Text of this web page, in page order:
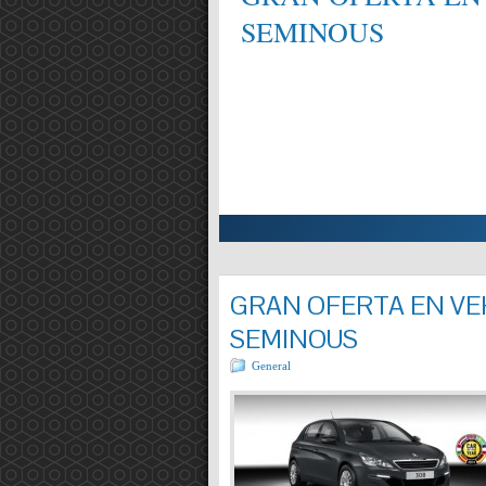
EN MECÀNICA,
Entrada completa »
SEMINOUS
GRAN OFERTA EN
SEMINOUS
General